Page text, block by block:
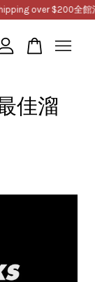
over $200全館
佳溜